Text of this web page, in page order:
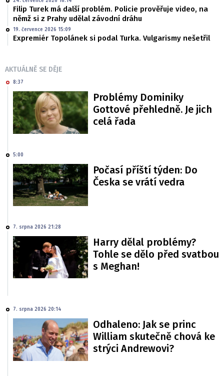
Filip Turek má další problém. Policie prověřuje video, na
němž si z Prahy udělal závodní dráhu
19. července 2026 15:09
Expremiér Topolánek si podal Turka. Vulgarismy nešetřil
AKTUÁLNĚ SE DĚJE
8:37
Problémy Dominiky
Gottové přehledně. Je jich
celá řada
5:00
Počasí příští týden: Do
Česka se vrátí vedra
7. srpna 2026 21:28
Harry dělal problémy?
Tohle se dělo před svatbou
s Meghan!
7. srpna 2026 20:14
Odhaleno: Jak se princ
William skutečně chová ke
strýci Andrewovi?